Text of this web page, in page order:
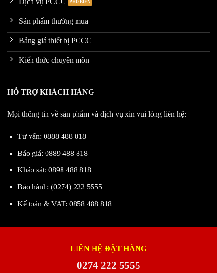
Dịch vụ PCCC
Sản phẩm thường mua
Bảng giá thiết bị PCCC
Kiến thức chuyên môn
HỖ TRỢ KHÁCH HÀNG
Mọi thông tin về sản phẩm và dịch vụ xin vui lòng liên hệ:
Tư vấn: 0888 488 818
Báo giá: 0889 488 818
Khảo sát: 0898 488 818
Bảo hành: (0274) 222 5555
Kế toán & VAT: 0858 488 818
LIÊN HỆ ĐẶT HÀNG
0274 222 5555